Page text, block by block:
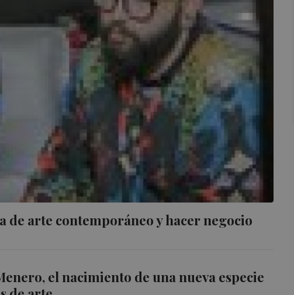
de arte contemporáneo y hacer negocio
, el nacimiento de una nueva especie